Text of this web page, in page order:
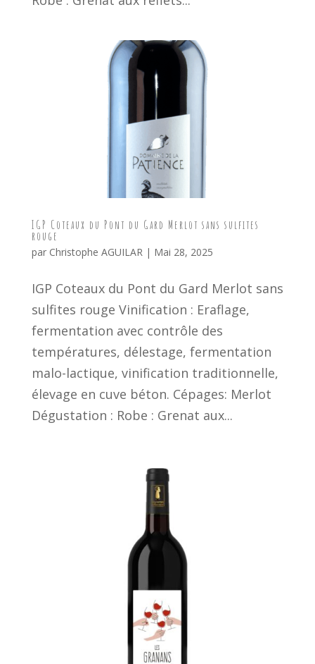
IGP Coteaux du Pont du Gard Merlot sans sulfites
rouge
par Christophe AGUILAR| Mai 28, 2025
IGP Coteaux du Pont du Gard Merlot sans
sulfites rouge Vinification : Eraflage,
fermentation avec contrôle des
températures, délestage, fermentation
malo-lactique, vinification traditionnelle,
élevage en cuve béton. Cépages: Merlot
Dégustation : Robe : Grenat aux...